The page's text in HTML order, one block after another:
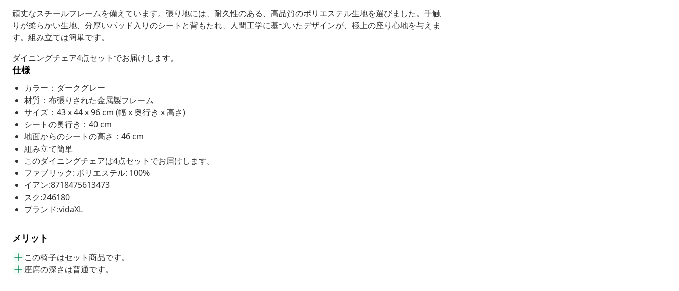
頑丈なスチールフレームを備えています。張り地には、耐久性のある、高品質のポリエステル生地を選びました。手触
りが柔らかい生地、分厚いパッド入りのシートと背もたれ、人間工学に基づいたデザインが、極上の座り心地を与えま
す。組み立ては簡単です。
ダイニングチェア4点セットでお届けします。
仕様
カラー：ダークグレー
材質：布張りされた金属製フレーム
サイズ：43 x 44 x 96 cm (幅 x 奥行き x 高さ)
シートの奥行き：40 cm
地面からのシートの高さ：46 cm
組み立て簡単
このダイニングチェアは4点セットでお届けします。
ファブリック: ポリエステル: 100%
イアン:8718475613473
スク:246180
ブランド:vidaXL
メリット
この椅子はセット商品です。
座席の深さは普通です。